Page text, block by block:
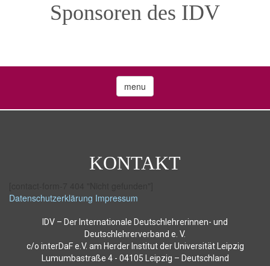
Sponsoren des IDV
menu
KONTAKT
Datenschutzerklärung Impressum
IDV – Der Internationale Deutschlehrerinnen- und
Deutschlehrerverband e. V.
c/o interDaF e.V. am Herder Institut der Universität Leipzig
Lumumbastraße 4 - 04105 Leipzig – Deutschland